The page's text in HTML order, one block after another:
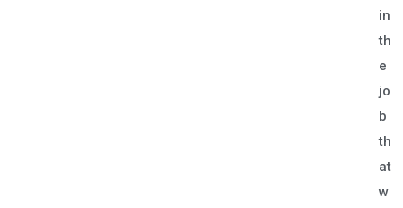
in
th
e
jo
b
th
at
w